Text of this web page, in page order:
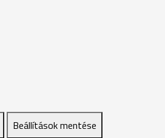
Beállítások mentése